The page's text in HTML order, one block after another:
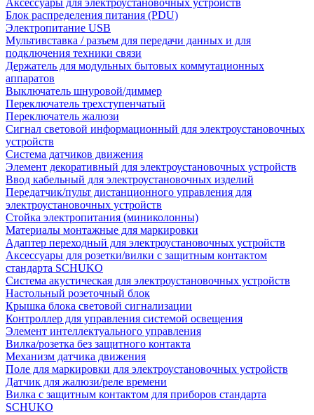
Аксессуары для электроустановочных устройств
Блок распределения питания (PDU)
Электропитание USB
Мультивставка / разъем для передачи данных и для
подключения техники связи
Держатель для модульных бытовых коммутационных
аппаратов
Выключатель шнуровой/диммер
Переключатель трехступенчатый
Переключатель жалюзи
Сигнал световой информационный для электроустановочных
устройств
Система датчиков движения
Элемент декоративный для электроустановочных устройств
Ввод кабельный для электроустановочных изделий
Передатчик/пульт дистанционного управления для
электроустановочных устройств
Стойка электропитания (миниколонны)
Материалы монтажные для маркировки
Адаптер переходный для электроустановочных устройств
Аксессуары для розетки/вилки с защитным контактом
стандарта SCHUKO
Система акустическая для электроустановочных устройств
Настольный розеточный блок
Крышка блока световой сигнализации
Контроллер для управления системой освещения
Элемент интеллектуального управления
Вилка/розетка без защитного контакта
Механизм датчика движения
Поле для маркировки для электроустановочных устройств
Датчик для жалюзи/реле времени
Вилка с защитным контактом для приборов стандарта
SCHUKO